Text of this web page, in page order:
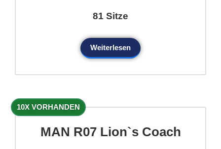
81 Sitze
Weiterlesen
10X VORHANDEN
MAN R07 Lion`s Coach